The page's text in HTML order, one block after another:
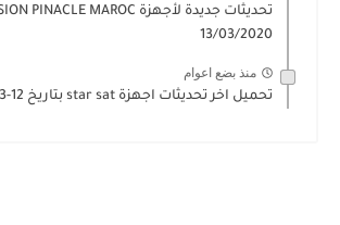
13/03/2020
منذ بضع اعوام
تحميل اخر تحديثات اجهزة star sat بتاريخ 12-03-2020